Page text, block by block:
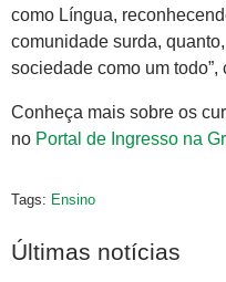
como Língua,
comunidade surda,
sociedade como um todo”,
Conheça mais sobre os
no Portal de Ingresso na
Tags: Ensino
Últimas notícias